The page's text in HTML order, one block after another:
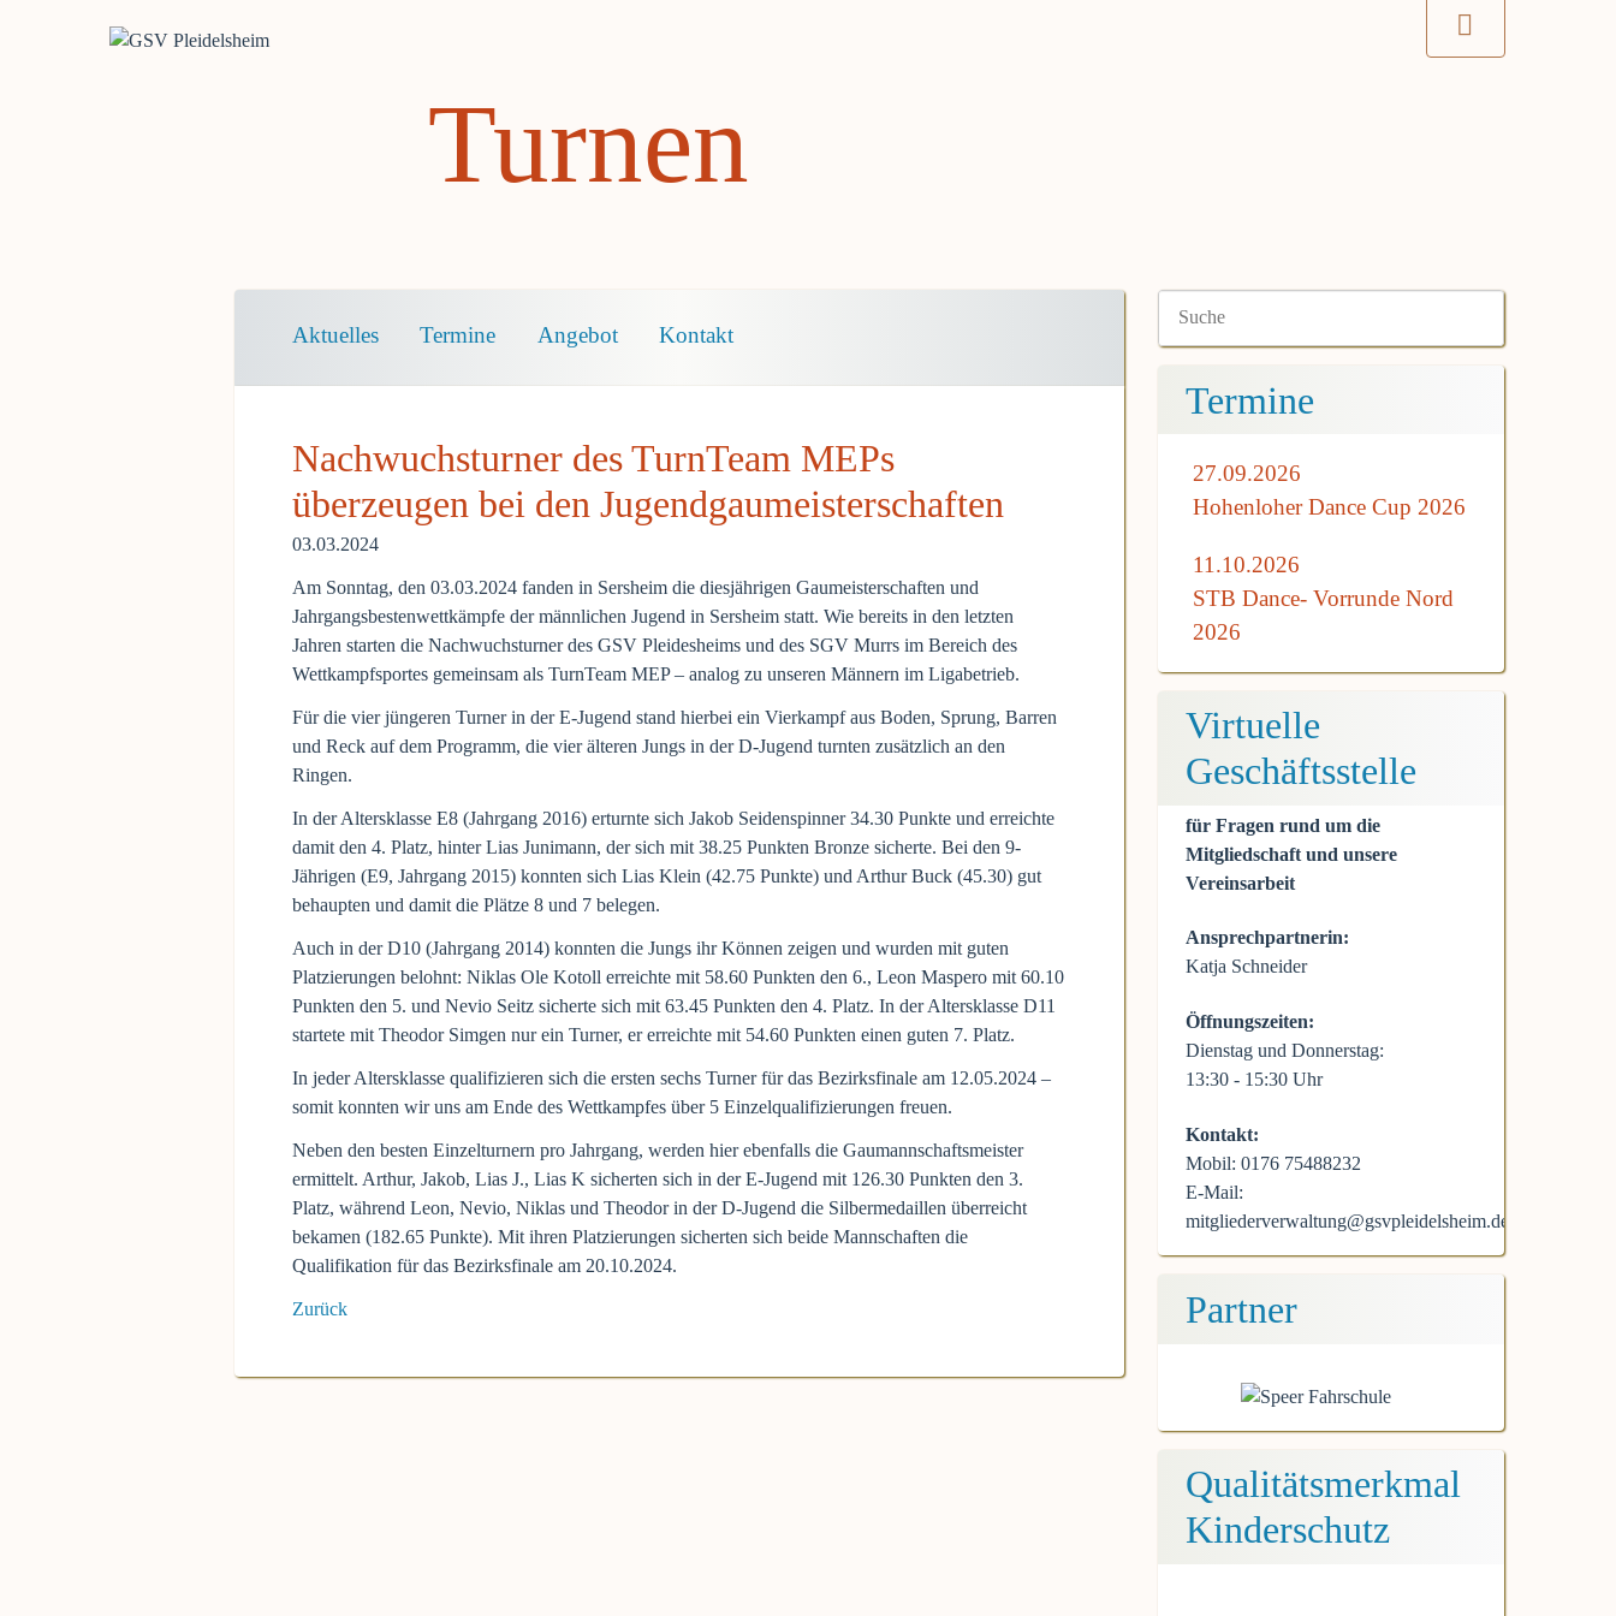
Turnen
Navigation
Aktuelles Termine Angebot Kontakt
Nachwuchsturner des TurnTeam MEPs
überzeugen bei den Jugendgaumeisterschaften
03.03.2024
Am Sonntag, den 03.03.2024 fanden in Sersheim die diesjährigen Gaumeisterschaften und
Jahrgangsbestenwettkämpfe der männlichen Jugend in Sersheim statt. Wie bereits in den letzten
Jahren starten die Nachwuchsturner des GSV Pleidesheims und des SGV Murrs im Bereich des
Wettkampfsportes gemeinsam als TurnTeam MEP – analog zu unseren Männern im Ligabetrieb.
Für die vier jüngeren Turner in der E-Jugend stand hierbei ein Vierkampf aus Boden, Sprung, Barren
und Reck auf dem Programm, die vier älteren Jungs in der D-Jugend turnten zusätzlich an den
Ringen.
In der Altersklasse E8 (Jahrgang 2016) erturnte sich Jakob Seidenspinner 34.30 Punkte und erreichte
damit den 4. Platz, hinter Lias Junimann, der sich mit 38.25 Punkten Bronze sicherte. Bei den 9-
Jährigen (E9, Jahrgang 2015) konnten sich Lias Klein (42.75 Punkte) und Arthur Buck (45.30) gut
behaupten und damit die Plätze 8 und 7 belegen.
Auch in der D10 (Jahrgang 2014) konnten die Jungs ihr Können zeigen und wurden mit guten
Platzierungen belohnt: Niklas Ole Kotoll erreichte mit 58.60 Punkten den 6., Leon Maspero mit 60.10
Punkten den 5. und Nevio Seitz sicherte sich mit 63.45 Punkten den 4. Platz. In der Altersklasse D11
startete mit Theodor Simgen nur ein Turner, er erreichte mit 54.60 Punkten einen guten 7. Platz.
In jeder Altersklasse qualifizieren sich die ersten sechs Turner für das Bezirksfinale am 12.05.2024 –
somit konnten wir uns am Ende des Wettkampfes über 5 Einzelqualifizierungen freuen.
Neben den besten Einzelturnern pro Jahrgang, werden hier ebenfalls die Gaumannschaftsmeister
ermittelt. Arthur, Jakob, Lias J., Lias K sicherten sich in der E-Jugend mit 126.30 Punkten den 3.
Platz, während Leon, Nevio, Niklas und Theodor in der D-Jugend die Silbermedaillen überreicht
bekamen (182.65 Punkte). Mit ihren Platzierungen sicherten sich beide Mannschaften die
Qualifikation für das Bezirksfinale am 20.10.2024.
Zurück
Termine
27.09.2026
Hohenloher Dance Cup 2026
11.10.2026
STB Dance- Vorrunde Nord
2026
Virtuelle
Geschäftsstelle
für Fragen rund um die
Mitgliedschaft und unsere
Vereinsarbeit
Ansprechpartnerin:
Katja Schneider
Öffnungszeiten:
Dienstag und Donnerstag:
13:30 - 15:30 Uhr
Kontakt:
Mobil: 0176 75488232
E-Mail:
mitgliederverwaltung@gsvpleidelsheim.de
Partner
Qualitätsmerkmal
Kinderschutz